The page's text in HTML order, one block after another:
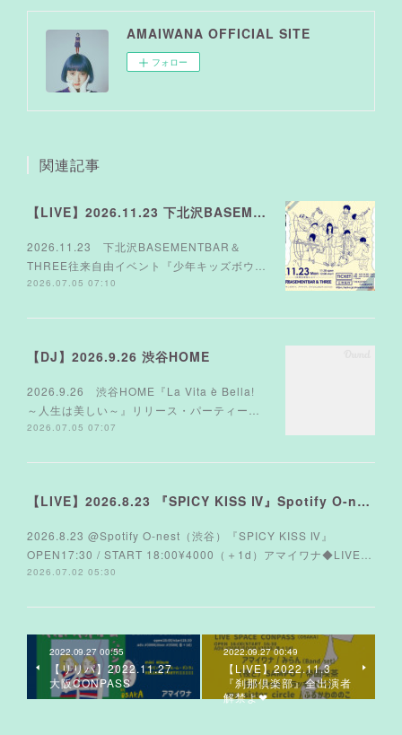
AMAIWANA OFFICIAL SITE
フォロー
関連記事
【LIVE】2026.11.23 下北沢BASEMENTBAR＆THREE
2026.11.23 下北沢BASEMENTBAR＆
THREE往来自由イベント『少年キッズボウ…
2026.07.05 07:10
【DJ】2026.9.26 渋谷HOME
2026.9.26 渋谷HOME『La Vita è Bella!
～人生は美しい～』リリース・パーティー…
2026.07.05 07:07
【LIVE】2026.8.23 『SPICY KISS Ⅳ』Spotify O-nest
2026.8.23 @Spotify O-nest（渋谷）『SPICY KISS Ⅳ』
OPEN17:30 / START 18:00¥4000（＋1d）アマイワナ◆LIVE…
2026.07.02 05:30
2022.09.27 00:55
【リリパ】2022.11.27
大阪CONPASS
2022.09.27 00:49
【LIVE】2022.11.3
『刹那倶楽部』全出演者
解禁よ❤︎